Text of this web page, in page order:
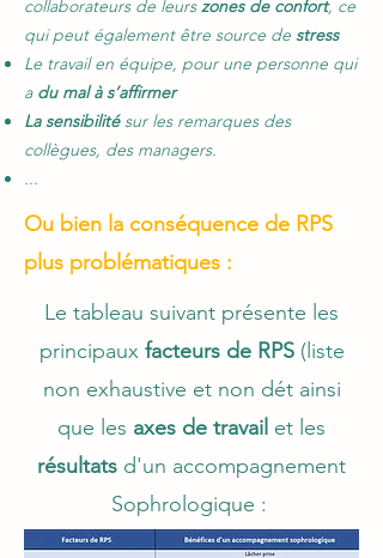
collaborateurs de leurszones de confort, ce
qui peut également être source de stress
Le travail en équipe, pour une personne qui
a du mal à s’affirmer
La sensibilitésur les remarques des
collègues, des managers.
...
Ou bien la conséquence de RPS
plus problématiques :
Le tableau suivant présente les
principaux facteurs de RPS(liste
non exhaustive et non dét ainsi
que les axes de travail et les
résultats d'un accompagnement
Sophrologique :